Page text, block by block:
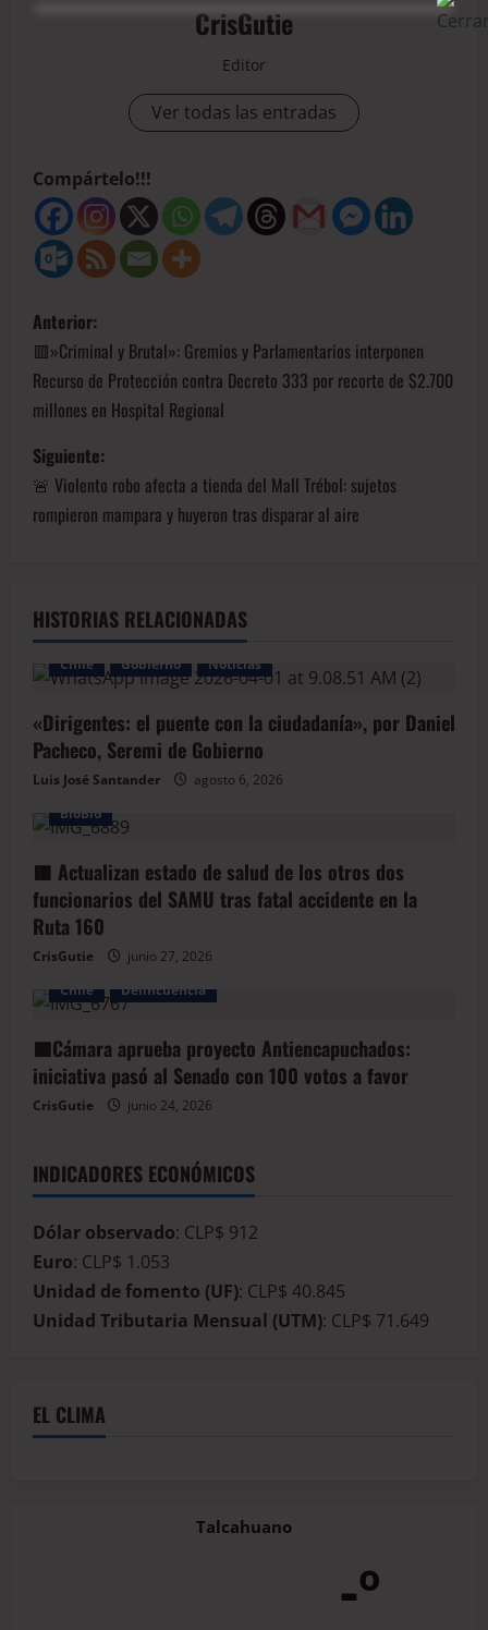
CrisGutie
Editor
Ver todas las entradas
Compártelo!!!
Anterior:
​🟥»Criminal y Brutal»: Gremios y Parlamentarios interponen
Recurso de Protección contra Decreto 333 por recorte de $2.700
millones en Hospital Regional
Siguiente:
🚨 Violento robo afecta a tienda del Mall Trébol: sujetos
rompieron mampara y huyeron tras disparar al aire
HISTORIAS RELACIONADAS
Chile Gobierno Noticias
«Dirigentes: el puente con la ciudadanía», por Daniel
Pacheco, Seremi de Gobierno
Luis José Santander
agosto 6, 2026
BioBio
🟥 Actualizan estado de salud de los otros dos
funcionarios del SAMU tras fatal accidente en la
Ruta 160
CrisGutie
junio 27, 2026
Chile
Delincuencia
🟦Cámara aprueba proyecto Antiencapuchados:
iniciativa pasó al Senado con 100 votos a favor
CrisGutie junio 24, 2026
INDICADORES ECONÓMICOS
Dólar observado: CLP$ 912
Euro: CLP$ 1.053
Unidad de fomento (UF): CLP$ 40.845
Unidad Tributaria Mensual (UTM): CLP$ 71.649
EL CLIMA
Talcahuano
-º